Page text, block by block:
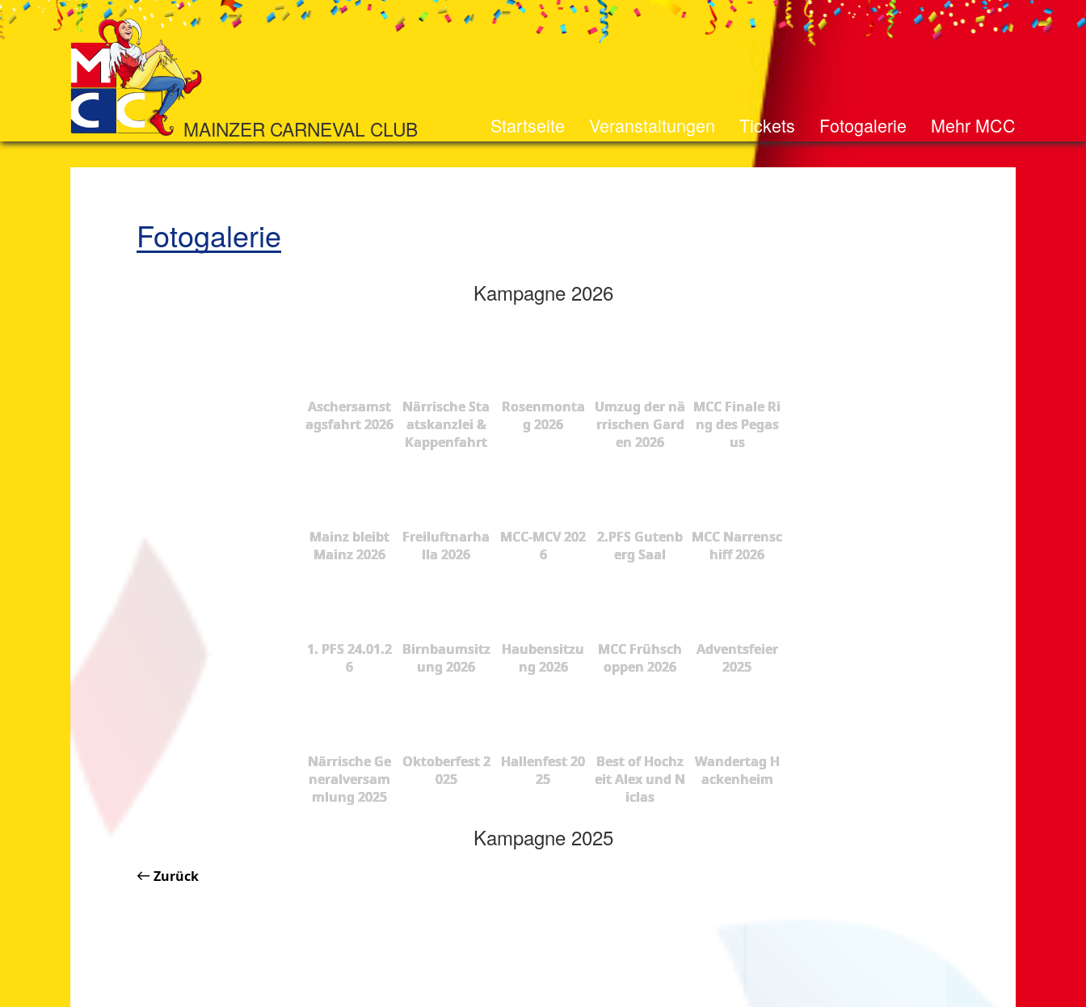
MAINZER CARNEVAL CLUB Startseite Veranstaltungen Tickets Fotogalerie Mehr MCC
Fotogalerie
Kampagne 2026
Aschersamst
agsfahrt 2026
Närrische Sta
atskanzlei &
Kappenfahrt
Rosenmonta
g 2026
Umzug der nä
rrischen Gard
en 2026
MCC Finale Ri
ng des Pegas
us
Mainz bleibt
Mainz 2026
Freiluftnarha
lla 2026
MCC-MCV 202
6
2.PFS Gutenb
erg Saal
MCC Narrensc
hiff 2026
1. PFS 24.01.2
6
Birnbaumsitz
ung 2026
Haubensitzu
ng 2026
MCC Frühsch
oppen 2026
Adventsfeier
2025
Närrische Ge
neralversam
mlung 2025
Oktoberfest 2
025
Hallenfest 20
25
Best of Hochz
eit Alex und N
iclas
Wandertag H
ackenheim
Kampagne 2025
Zurück